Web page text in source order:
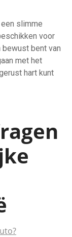
slimme
voor
bent van
met het
hart kunt